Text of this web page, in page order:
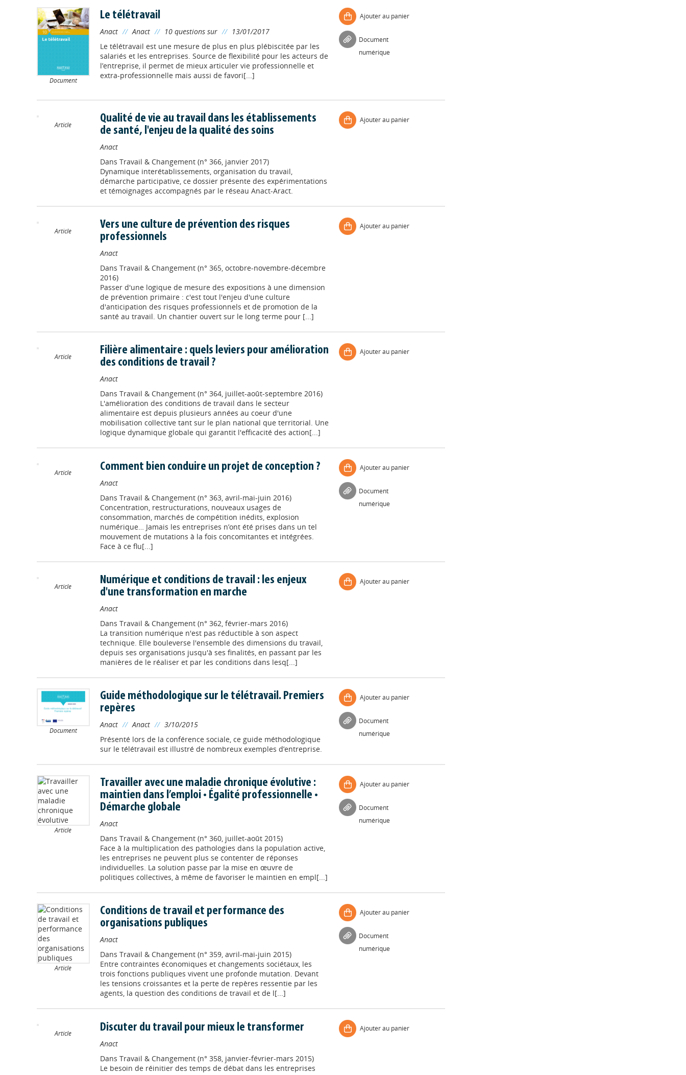
Document
Le télétravail
Anact // Anact // 10 questions sur // 13/01/2017
Le télétravail est une mesure de plus en plus plébiscitée par les
salariés et les entreprises. Source de flexibilité pour les acteurs de
l’entreprise, il permet de mieux articuler vie professionnelle et
extra-professionnelle mais aussi de favori[...]
Ajouter au panier
Document
numérique
Article
Qualité de vie au travail dans les établissements
de santé, l'enjeu de la qualité des soins
Anact
Dans Travail & Changement (n° 366, janvier 2017)
Dynamique interétablissements, organisation du travail,
démarche participative, ce dossier présente des expérimentations
et témoignages accompagnés par le réseau Anact-Aract.
Ajouter au panier
Article
Vers une culture de prévention des risques
professionnels
Anact
Dans Travail & Changement (n° 365, octobre-novembre-décembre
2016)
Passer d'une logique de mesure des expositions à une dimension
de prévention primaire : c'est tout l'enjeu d'une culture
d'anticipation des risques professionnels et de promotion de la
santé au travail. Un chantier ouvert sur le long terme pour [...]
Ajouter au panier
Article
Filière alimentaire : quels leviers pour amélioration
des conditions de travail ?
Anact
Dans Travail & Changement (n° 364, juillet-août-septembre 2016)
L'amélioration des conditions de travail dans le secteur
alimentaire est depuis plusieurs années au coeur d'une
mobilisation collective tant sur le plan national que territorial. Une
logique dynamique globale qui garantit l'efficacité des action[...]
Ajouter au panier
Article Comment bien conduire un projet de conception ?
Anact
Dans Travail & Changement (n° 363, avril-mai-juin 2016)
Concentration, restructurations, nouveaux usages de
consommation, marchés de compétition inédits, explosion
numérique… Jamais les entreprises n’ont été prises dans un tel
mouvement de mutations à la fois concomitantes et intégrées.
Face à ce flu[...]
Ajouter au panier
Document
numérique
Article
Numérique et conditions de travail : les enjeux
d'une transformation en marche
Anact
Dans Travail & Changement (n° 362, février-mars 2016)
La transition numérique n'est pas réductible à son aspect
technique. Elle bouleverse l'ensemble des dimensions du travail,
depuis ses organisations jusqu'à ses finalités, en passant par les
manières de le réaliser et par les conditions dans lesq[...]
Ajouter au panier
Document
Guide méthodologique sur le télétravail. Premiers
repères
Anact // Anact // 3/10/2015
Présenté lors de la conférence sociale, ce guide méthodologique
sur le télétravail est illustré de nombreux exemples d’entreprise.
Ajouter au panier
Document
numérique
Article
Travailler avec une maladie chronique évolutive :
maintien dans l’emploi • Égalité professionnelle •
Démarche globale
Anact
Dans Travail & Changement (n° 360, juillet-août 2015)
Face à la multiplication des pathologies dans la population active,
les entreprises ne peuvent plus se contenter de réponses
individuelles. La solution passe par la mise en œuvre de
politiques collectives, à même de favoriser le maintien en empl[...]
Ajouter au panier
Document
numérique
Article
Conditions de travail et performance des
organisations publiques
Anact
Dans Travail & Changement (n° 359, avril-mai-juin 2015)
Entre contraintes économiques et changements sociétaux, les
trois fonctions publiques vivent une profonde mutation. Devant
les tensions croissantes et la perte de repères ressentie par les
agents, la question des conditions de travail et de l[...]
Ajouter au panier
Document
numérique
Article Discuter du travail pour mieux le transformer
Anact
Dans Travail & Changement (n° 358, janvier-février-mars 2015)
Le besoin de réinitier des temps de débat dans les entreprises
Ajouter au panier